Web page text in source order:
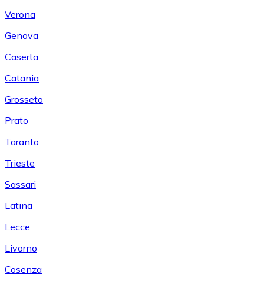
Verona
Genova
Caserta
Catania
Grosseto
Prato
Taranto
Trieste
Sassari
Latina
Lecce
Livorno
Cosenza